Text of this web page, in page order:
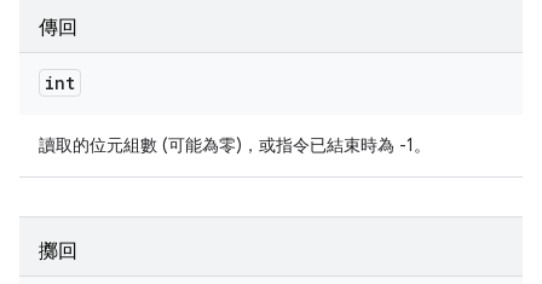
傳回
int
讀取的位元組數 (可能為零)，或指令已結束時為 -1。
擲回